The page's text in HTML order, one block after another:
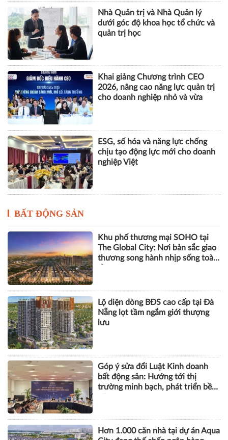
Nhà Quản trị và Nhà Quản lý
dưới góc độ khoa học tổ chức và
quản trị học
Khai giảng Chương trình CEO
2026, nâng cao năng lực quản trị
cho doanh nghiệp nhỏ và vừa
ESG, số hóa và năng lực chống
chịu tạo động lực mới cho doanh
nghiệp Việt
BẤT ĐỘNG SẢN
Khu phố thương mại SOHO tại
The Global City: Nơi bản sắc giao
thương song hành nhịp sống toàn
Lộ diện dòng BĐS cao cấp tại Đà
Nẵng lọt tầm ngắm giới thượng
lưu
Góp ý sửa đổi Luật Kinh doanh
bất động sản: Hướng tới thị
trường minh bạch, phát triển bền
Hơn 1.000 căn nhà tại dự án Aqua